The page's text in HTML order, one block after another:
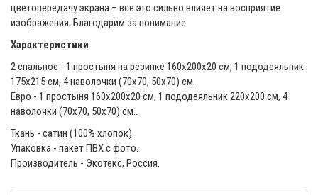
цветопередачу экрана – все это сильно влияет на восприятие
изображения. Благодарим за понимание.
Характеристики
2 спальное - 1 простыня на резинке 160x200x20 см, 1 пододеяльник
175х215 см, 4 наволочки (70х70, 50x70) см.
Евро - 1 простыня 160х200x20 см, 1 пододеяльник 220х200 см, 4
наволочки (70х70, 50x70) см..
Ткань - cатин (100% хлопок).
Упаковка - пакет ПВХ с фото.
Производитель - Экотекс, Россия.